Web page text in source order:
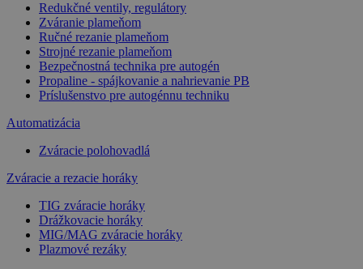
Redukčné ventily, regulátory
Zváranie plameňom
Ručné rezanie plameňom
Strojné rezanie plameňom
Bezpečnostná technika pre autogén
Propaline - spájkovanie a nahrievanie PB
Príslušenstvo pre autogénnu techniku
Automatizácia
Zváracie polohovadlá
Zváracie a rezacie horáky
TIG zváracie horáky
Drážkovacie horáky
MIG/MAG zváracie horáky
Plazmové rezáky